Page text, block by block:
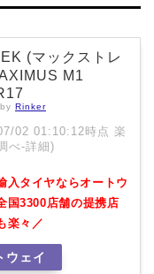
(マックストレ
M1
Rinker
02 01:10:12時点 楽
べ-詳細)
入タイヤならオートウ
国3300店舗の提携店
楽々／
ウェイ